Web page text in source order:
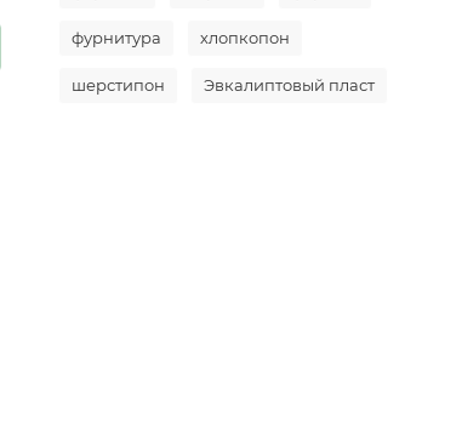
фурнитура хлопкопон
шерстипон Эвкалиптовый пласт